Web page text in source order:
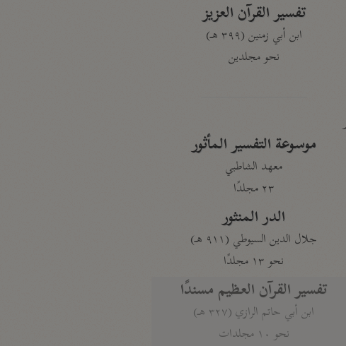
تفسير القرآن العزيز
ابن أبي زمنين (٣٩٩ هـ)
نحو مجلدين
موسوعة التفسير المأثور
معهد الشاطبي
٢٣ مجلدًا
الدر المنثور
جلال الدين السيوطي (٩١١ هـ)
نحو ١٣ مجلدًا
تفسير القرآن العظيم مسندًا
ابن أبي حاتم الرازي (٣٢٧ هـ)
نحو ١٠ مجلدات